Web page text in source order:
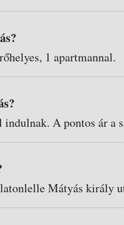
1 apartmannal.
A pontos ár a
Mátyás király